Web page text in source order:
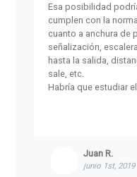
Esa posibilidad
cumplen con la
cuanto a anchura de
señalización,
hasta la salida,
sale, etc.
Habría que estudiar
Juan R.
junio 1st, 2019